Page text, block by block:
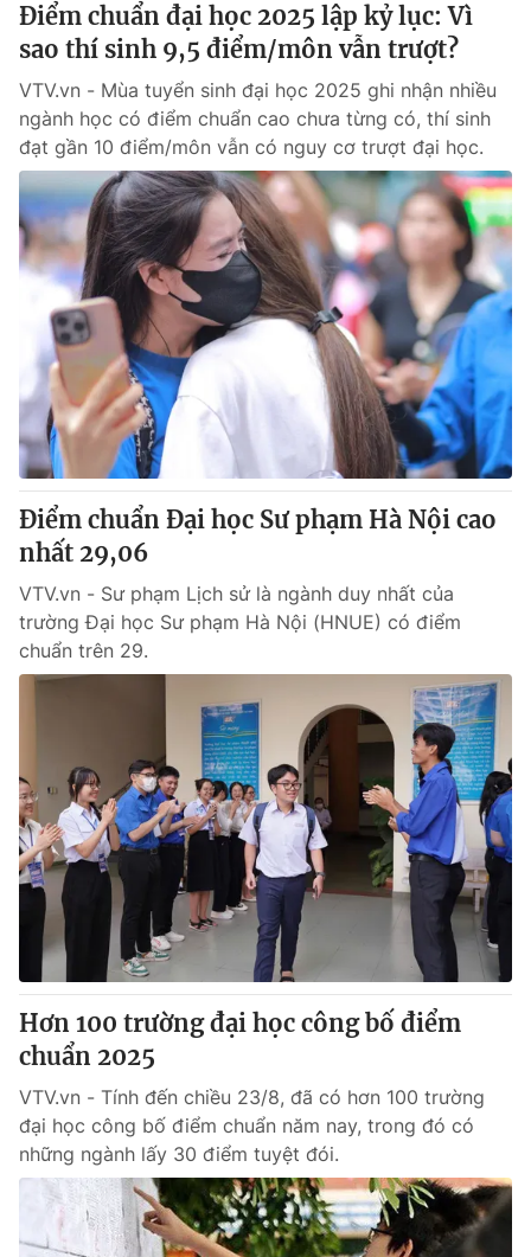
Emagazine Podcast
Photo Infographic
Video Shorts video
VTV Money VTV Thể thao
VTV Sức khoẻ Bất động sản
Thị trường 24h Tấm lòng Việt
VTV4 Vươn mình bằng AI
VTV9 VTV8
Liên hệ tòa soạn
Theo dõi báo trên
Cơ quan chủ quản:Đài Truyền hình Việt Nam
Cơ quan báo chí:
Thời báo VTV
Giấy phép hoạt động báo in và báo điện tử số 483/GP-BTTTT
cấp ngày 29/12/2023
Tổng Biên tập:Vũ Thanh Thủy
Phó Tổng Biên tập:Nguyễn Thị Mỹ Hạnh, Phạm Quốc Thắng,
Nguyễn Trọng Ninh
Tổng đài VTV:024.38 355 931 - 024.38 355 932
Ðiện thoại Thời báo VTV: 024.66 897 897
Email:toasoan@vtv.vn
Liên hệ quảng cáo: 024-7300.7108
Điểm chuẩn đại học 2025 lập kỷ lục: Vì
sao thí sinh 9,5 điểm/môn vẫn trượt?
VTV.vn - Mùa tuyển sinh đại học 2025 ghi nhận nhiều
ngành học có điểm chuẩn cao chưa từng có, thí sinh
đạt gần 10 điểm/môn vẫn có nguy cơ trượt đại học.
Điểm chuẩn Đại học Sư phạm Hà Nội cao
nhất 29,06
VTV.vn - Sư phạm Lịch sử là ngành duy nhất của
trường Đại học Sư phạm Hà Nội (HNUE) có điểm
chuẩn trên 29.
Hơn 100 trường đại học công bố điểm
chuẩn 2025
VTV.vn - Tính đến chiều 23/8, đã có hơn 100 trường
đại học công bố điểm chuẩn năm nay, trong đó có
những ngành lấy 30 điểm tuyệt đói.